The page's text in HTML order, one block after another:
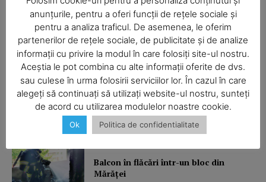
SUBSCRIBE NOW
Company
About
Contact us
Ultimele ştiri
Balcon în flăcări într-un bloc din
Mărăţei
anunțurile, pentru a oferi funcții de rețele sociale și
pentru a analiza traficul. De asemenea, le oferim
partenerilor de rețele sociale, de publicitate și de analize
informații cu privire la modul în care folosiți site-ul nostru.
Aceștia le pot combina cu alte informații oferite de dvs.
sau culese în urma folosirii serviciilor lor. În cazul în care
alegeți să continuați să utilizați website-ul nostru, sunteți
de acord cu utilizarea modulelor noastre cookie.
Ok Politica de confidentialitate